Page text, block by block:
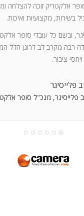
סופר אלקטריק זוכה להצלחה
בשירות, מקצועיות ואיכות.
ובשם כל עובדי סופר
רבה מקרב לב לרונן הלל
ציבור.
פלייסיגר
פלייסיגר, מנכ"ל סופר